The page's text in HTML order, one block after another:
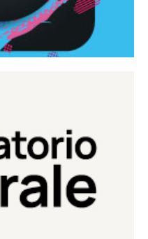
Eduardo de Filippo